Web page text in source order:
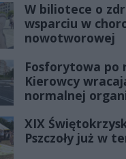
W biliotece o
wsparciu w
nowotworowej
Fosforytowa po
Kierowcy
normalnej
XIX
Pszczoły już w